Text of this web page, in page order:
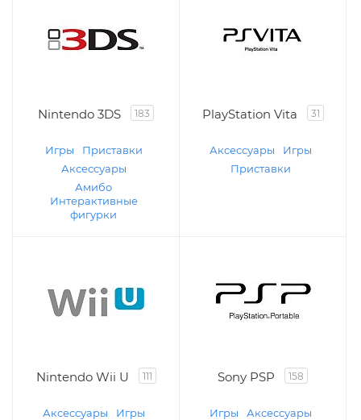
Nintendo 3DS 183
Игры
Приставки
Аксессуары
Амибо
Интерактивные
фигурки
PlayStation Vita 31
Аксессуары
Игры
Приставки
Nintendo Wii U 111
Аксессуары
Игры
Sony PSP 158
Игры
Аксессуары